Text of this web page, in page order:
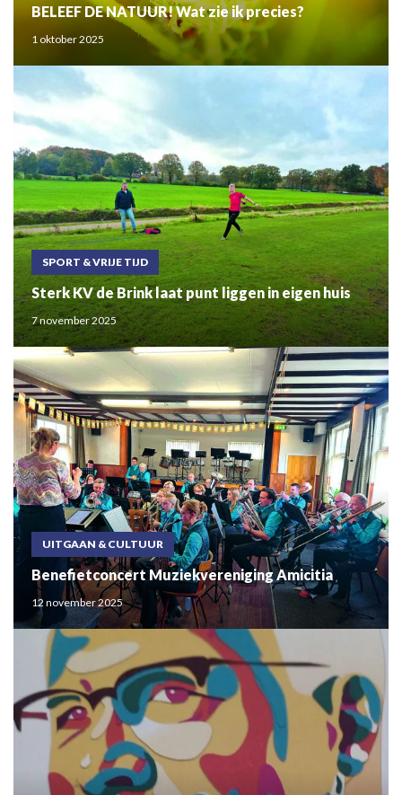
BELEEF DE NATUUR! Wat zie ik precies?
1 oktober 2025
SPORT & VRIJE TIJD
Sterk KV de Brink laat punt liggen in eigen huis
7 november 2025
UITGAAN & CULTUUR
Benefietconcert Muziekvereniging Amicitia
12 november 2025